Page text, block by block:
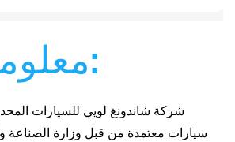
معلومات عنا:
شركة شاندونغ لويي للسيارات
سيارات معتمدة من قبل وزارة الصناعة